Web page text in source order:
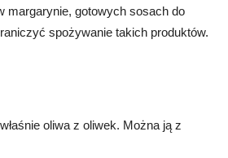
margarynie, gotowych sosach do
spożywanie takich produktów.
oliwa z oliwek. Można ją z